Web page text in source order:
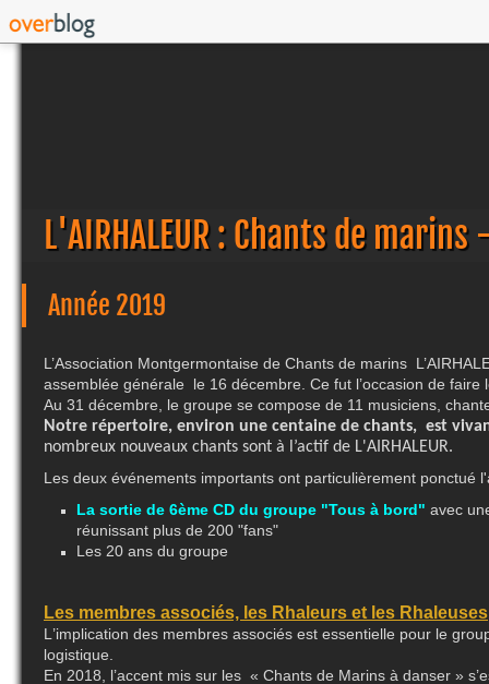
L'AIRHALEUR : Chants de
Année 2019
L’Association Montgermontaise de Chants de marins
assemblée générale le 16 décembre. Ce fut l’occasion de faire
Au 31 décembre, le groupe se compose de 11 musiciens,
Notre répertoire, environ une centaine de chants, est
nombreux nouveaux chants sont à l’actif de L'AIRHALEUR.
Les deux événements importants ont particulièrement ponctué
La sortie de 6ème CD du groupe "Tous à bord" avec
réunissant plus de 200 "fans"
Les 20 ans du groupe
Les membres associés, les Rhaleurs et les Rhaleuses
L ’implication des membres associés est essentielle pour le
logistique.
En 2018, l’accent mis sur les « Chants de Marins à danser »